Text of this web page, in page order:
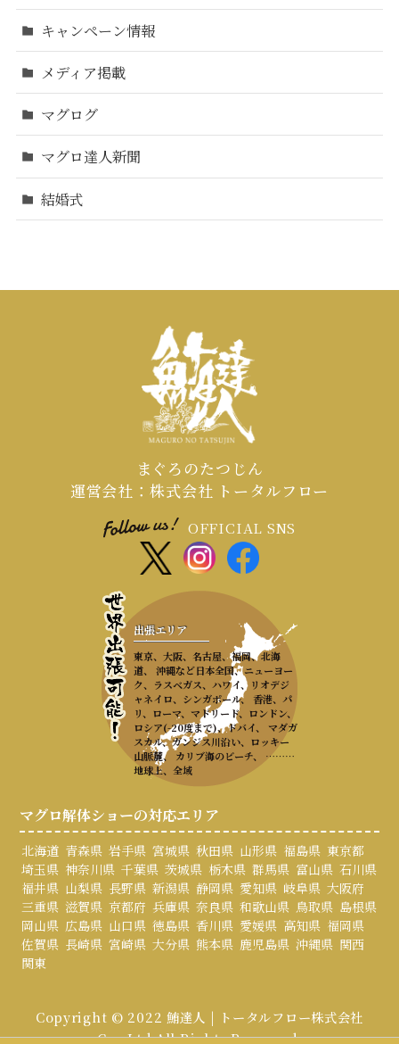
キャンペーン情報
メディア掲載
マグログ
マグロ達人新聞
結婚式
まぐろのたつじん
運営会社：株式会社 トータルフロー
OFFICIAL SNS
出張エリア
東京、大阪、名古屋、福岡、北海
道、 沖縄など日本全国、ニューヨー
ク、ラスベガス、ハワイ、リオデジ
ャネイロ、シンガポール、 香港、パ
リ、ローマ、マドリード、ロンドン、
ロシア(-20度まで)、ドバイ、 マダガ
スカル、ガンジス川沿い、ロッキー
山脈麓、 カリブ海のビーチ、 ………
地球上、全域
マグロ解体ショーの対応エリア
北海道 青森県 岩手県 宮城県 秋田県 山形県 福島県 東京都
埼玉県 神奈川県 千葉県 茨城県 栃木県 群馬県 富山県 石川県
福井県 山梨県 長野県 新潟県 静岡県 愛知県 岐阜県 大阪府
三重県 滋賀県 京都府 兵庫県 奈良県 和歌山県 鳥取県 島根県
岡山県 広島県 山口県 徳島県 香川県 愛媛県 高知県 福岡県
佐賀県 長崎県 宮崎県 大分県 熊本県 鹿児島県 沖縄県 関西
関東
Copyright © 2022 鮪達人 | トータルフロー株式会社
Co., Ltd All Rights Reserved.